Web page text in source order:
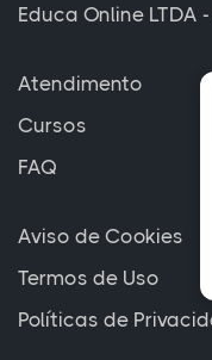
Educa Online
Atendimento
Cursos
FAQ
Aviso de Cookies
Termos de Uso
Políticas de